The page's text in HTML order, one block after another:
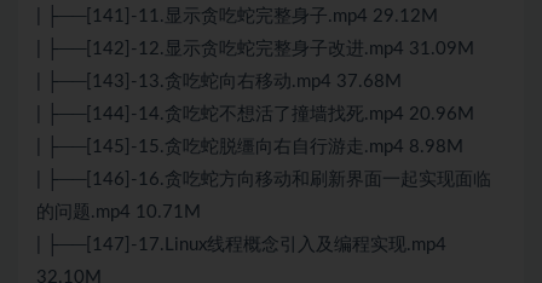
| ├──[141]-11.显示贪吃蛇完整身子.mp4 29.12M
| ├──[142]-12.显示贪吃蛇完整身子改进.mp4 31.09M
| ├──[143]-13.贪吃蛇向右移动.mp4 37.68M
| ├──[144]-14.贪吃蛇不想活了撞墙找死.mp4 20.96M
| ├──[145]-15.贪吃蛇脱缰向右自行游走.mp4 8.98M
| ├──[146]-16.贪吃蛇方向移动和刷新界面一起实现面临
的问题.mp4 10.71M
| ├──[147]-17.Linux线程概念引入及编程实现.mp4
32.10M